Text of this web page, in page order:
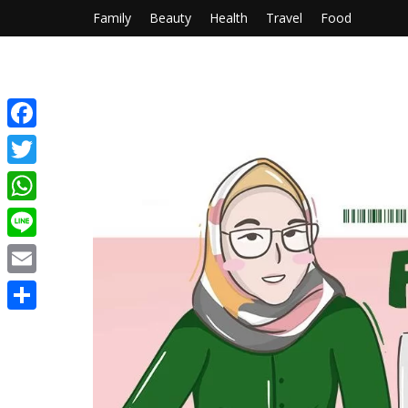
Family Beauty Health Travel Food
Facebook
Twitter
WhatsApp
Line
Email